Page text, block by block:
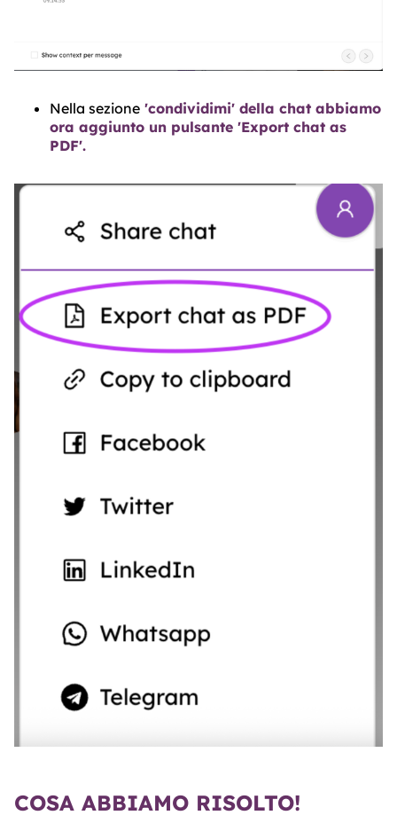
Nella sezione 'condividimi' della chat abbiamo
ora aggiunto un pulsante 'Export chat as
PDF'.
COSA ABBIAMO RISOLTO!